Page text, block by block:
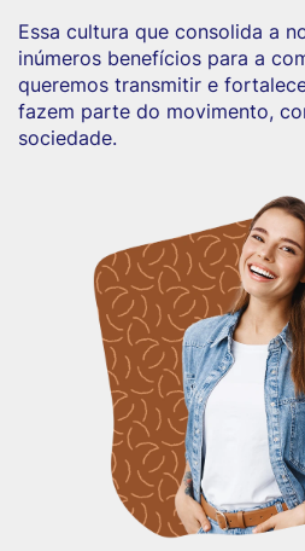
Essa cultura que consolida a
inúmeros benefícios para a
queremos transmitir e
fazem parte do movimento,
sociedade.